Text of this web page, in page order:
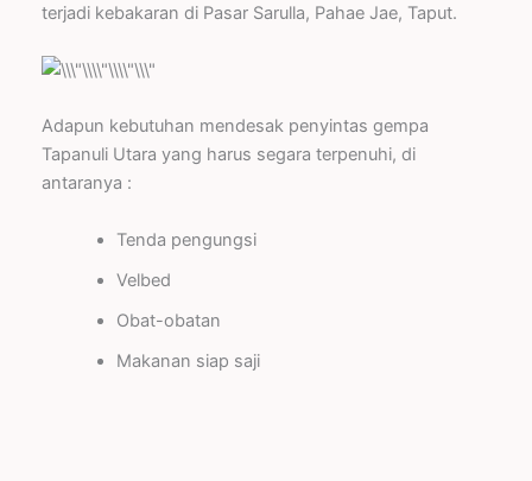
terjadi kebakaran di Pasar Sarulla, Pahae Jae, Taput.
Adapun kebutuhan mendesak penyintas gempa
Tapanuli Utara yang harus segara terpenuhi, di
antaranya :
Tenda pengungsi
Velbed
Obat-obatan
Makanan siap saji